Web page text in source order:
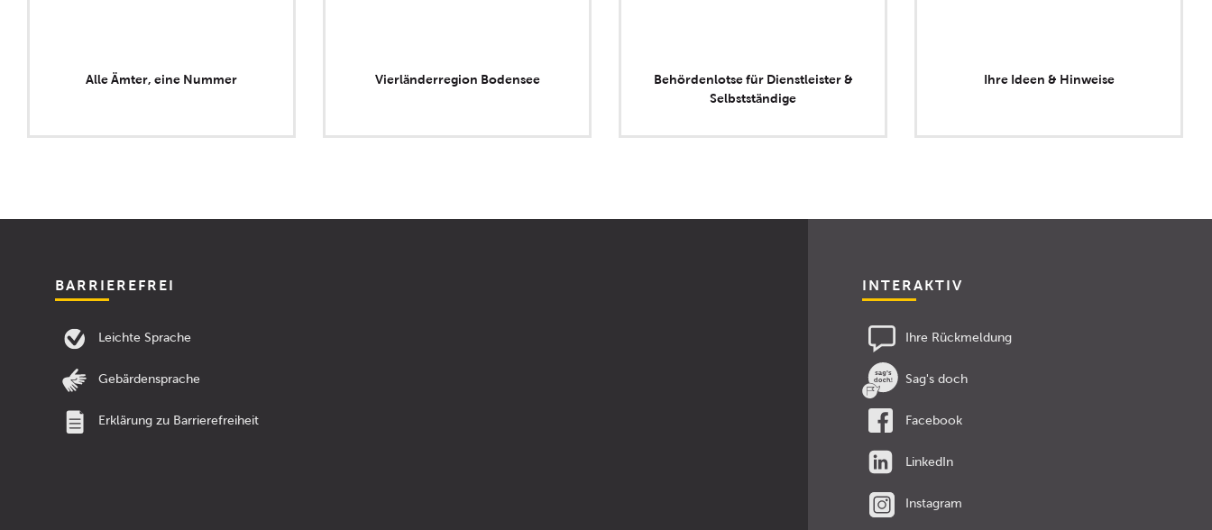
Alle Ämter, eine Nummer Vierländerregion Bodensee
Behördenlotse für Dienstleister &
Selbstständige
Ihre Ideen & Hinweise
BARRIEREFREI
Leichte Sprache
Gebärdensprache
Erklärung zu Barrierefreiheit
INTERAKTIV
Ihre Rückmeldung
Sag's doch
Facebook
LinkedIn
Instagram